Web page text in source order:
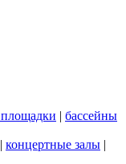
| бассейны
| концертные залы |